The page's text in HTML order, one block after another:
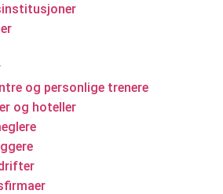
og personlige trenere
og hoteller